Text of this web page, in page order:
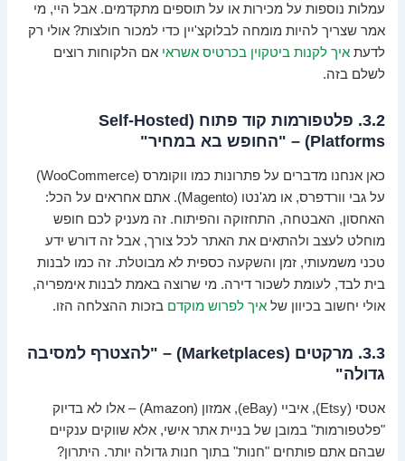
עמלות נוספות על מכירות או על תוספים מתקדמים. אבל היי, מי
אמר שצריך להיות מומחה לבלוקצ'יין כדי למכור חולצות? אולי רק
לדעתאיך לקנות ביטקוין בכרטיס אשראי אם הלקוחות רוצים
לשלם בזה.
3.2. פלטפורמות קוד פתוח (Self-Hosted
Platforms) – "החופש בא במחיר"
כאן אנחנו מדברים על פתרונות כמו ווקומרס (WooCommerce)
על גבי וורדפרס, או מג'נטו (Magento). אתם אחראים על הכל:
האחסון, האבטחה, התחזוקה והפיתוח. זה מעניק לכם חופש
מוחלט לעצב ולהתאים את האתר לכל צורך, אבל זה דורש ידע
טכני משמעותי, זמן והשקעה כספית לא מבוטלת. זה כמו לבנות
בית לבד, לעומת לשכור דירה. מי שרוצה באמת לבנות אימפריה,
אולי יחשוב בכיוון שלאיך לפרוש מוקדם בזכות ההצלחה הזו.
3.3. מרקטים (Marketplaces) – "להצטרף למסיבה
גדולה"
אטסי (Etsy), איביי (eBay), אמזון (Amazon) – אלו לא בדיוק
"פלטפורמות" במובן של בניית אתר אישי, אלא שווקים ענקיים
שבהם אתם פותחים "חנות" בתוך חנות גדולה יותר. היתרון?